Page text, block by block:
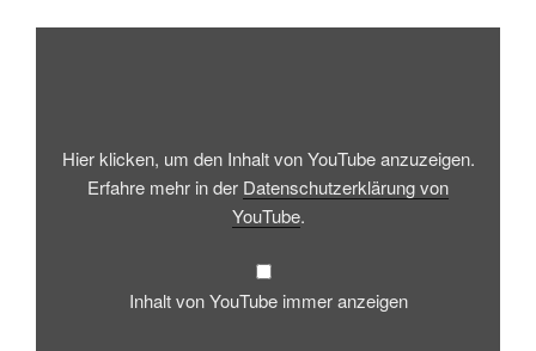
„Twit
Vinyl)“
YouTube
Hier klicken, um den Inhalt von YouTube anzuzeigen.
Erfahre mehr in der Datenschutzerklärung von
YouTube.
Inhalt von YouTube immer anzeigen